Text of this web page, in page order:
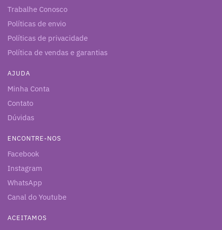
Trabalhe Conosco
Políticas de envio
Políticas de privacidade
Política de vendas e garantias
AJUDA
Minha Conta
Contato
Dúvidas
ENCONTRE-NOS
Facebook
Instagram
WhatsApp
Canal do Youtube
ACEITAMOS